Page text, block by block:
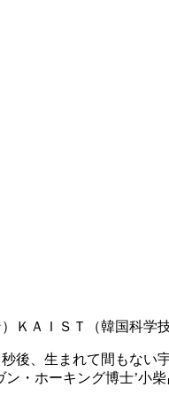
ＫＡＩＳＴ（韓国科学
後、生まれて間もな
・ホーキング博士’小